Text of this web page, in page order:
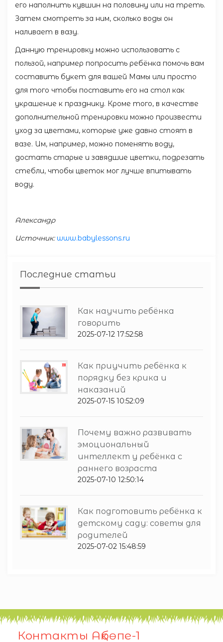
его наполнить кувшин на половину или на треть.
Затем смотреть за ним, сколько воды он
наливает в вазу.
Данную тренировку можно использовать с
пользой, например попросить ребёнка помочь вам
составить букет для вашей Мамы или просто
для того чтобы поставить его на стол как
украшение к празднику. Кроме того, в качестве
дополнительной тренировки можно произвести
уход за цветами, которые уже давно стоят в
вазе. Им, например, можно поменять воду,
достать старые и завядшие цветки, подрезать
стебли, чтобы цветок мог лучше впитывать
воду.
Александр
Источник:www.babylessons.ru
Последние статьи
Как научить ребёнка
говорить
2025-07-12 17:52:58
Как приучить ребёнка к
порядку без крика и
наказаний
2025-07-15 10:52:09
Почему важно развивать
эмоциональный
интеллект у ребёнка с
раннего возраста
2025-07-10 12:50:14
Как подготовить ребёнка к
детскому саду: советы для
родителей
2025-07-02 15:48:59
Контакты Ақбөпе-1